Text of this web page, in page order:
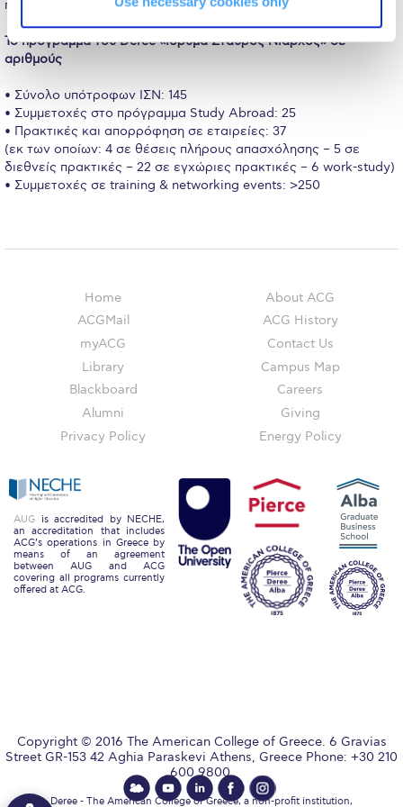
Unibuddy
Welcome to Athens Fall guide
Welcome to Athens Summer guide
About ACG
#ACGgoesplasticfree
Reduce your FOODprint
Reduce, Reuse, Recycle
Community Engagement
ACG Sustainability Leaders
Boroume at the Farmers’ Market
Sustainability @ Commencement
Sustainability Tips
Sustainability News
Education and Research
που τους προσφέρεται μέσα από το πρόγραμμα».
Το πρόγραμμα του Deree «Ίδρυμα Σταύρος Νιάρχος» σε
αριθμούς
• Σύνολο υπότροφων ΙΣΝ: 145
• Συμμετοχές στο πρόγραμμα Study Abroad: 25
• Πρακτικές και απορρόφηση σε εταιρείες: 37
(εκ των οποίων: 4 σε θέσεις πλήρους απασχόλησης – 5 σε
διεθνείς πρακτικές – 22 σε εγχώριες πρακτικές – 6 work-study)
• Συμμετοχές σε training & networking events: >250
Home
ACGMail
myACG
Library
Blackboard
Alumni
Privacy Policy
About ACG
ACG History
Contact Us
Campus Map
Careers
Giving
Energy Policy
AUG is accredited by NECHE,
an accreditation that includes
ACG’s operations in Greece by
means of an agreement
between AUG and ACG
covering all programs currently
offered at ACG.
Copyright © 2016 The American College of Greece. 6 Gravias
Street GR-153 42 Aghia Paraskevi Athens, Greece Phone: +30 210
600 9800.
Deree - The American College of Greece, a non-profit institution,